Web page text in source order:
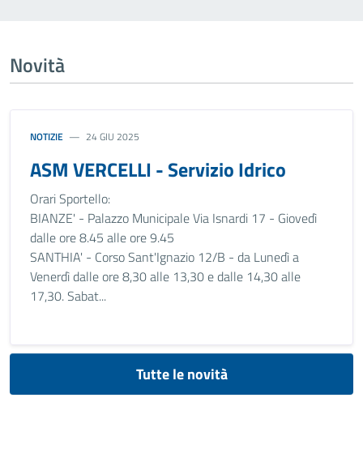
Novità
NOTIZIE 24 GIU 2025
ASM VERCELLI - Servizio Idrico
Orari Sportello:
BIANZE' - Palazzo Municipale Via Isnardi 17 - Giovedì
dalle ore 8.45 alle ore 9.45
SANTHIA' - Corso Sant'Ignazio 12/B - da Lunedì a
Venerdì dalle ore 8,30 alle 13,30 e dalle 14,30 alle
17,30. Sabat...
Tutte le novità